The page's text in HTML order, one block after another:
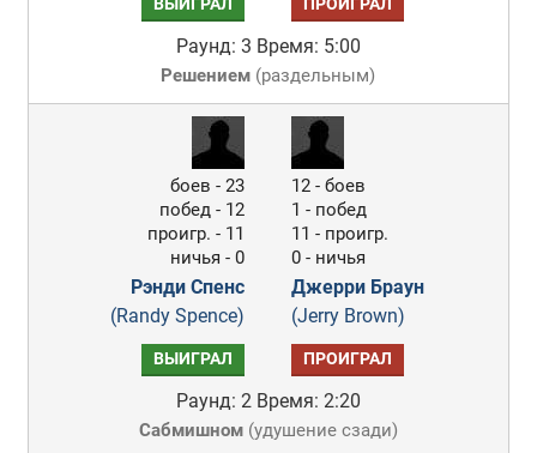
ВЫИГРАЛ ПРОИГРАЛ
Раунд: 3 Время: 5:00
Решением (раздельным)
боев - 23
побед - 12
проигр. - 11
ничья - 0
Рэнди Спенс
(Randy Spence)
12 - боев
1 - побед
11 - проигр.
0 - ничья
Джерри Браун
(Jerry Brown)
ВЫИГРАЛ ПРОИГРАЛ
Раунд: 2 Время: 2:20
Сабмишном(удушение сзади)